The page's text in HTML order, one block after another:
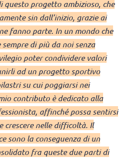
progetto ambizioso, che
sin dall’inizio, grazie ai
fanno parte. In un mondo che
di più da noi senza
poter condividere valori
ad un progetto sportivo
su cui poggiarsi nei
contributo è dedicato alla
affinché possa sentirsi
crescere nelle difficoltà. Il
sono la conseguenza di un
fra queste due parti di